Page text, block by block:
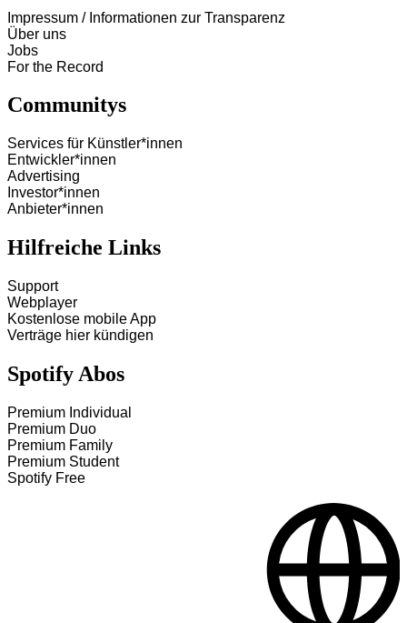
Impressum / Informationen zur Transparenz
Über uns
Jobs
For the Record
Communitys
Services für Künstler*innen
Entwickler*innen
Advertising
Investor*innen
Anbieter*innen
Hilfreiche Links
Support
Webplayer
Kostenlose mobile App
Verträge hier kündigen
Spotify Abos
Premium Individual
Premium Duo
Premium Family
Premium Student
Spotify Free